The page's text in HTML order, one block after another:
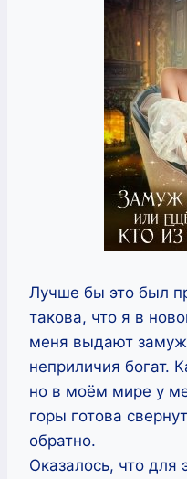
Лучше бы это был
такова, что я в
меня выдают
неприличия богат.
но в моём мире у
горы готова
обратно.
Оказалось, что для